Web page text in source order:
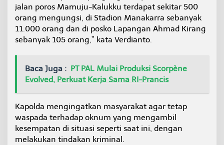
r
r
a
M
a
u
j
u
jalan poros Mamuju-Kalukku terdapat sekitar 500
orang mengungsi, di Stadion Manakarra sebanyak
11.000 orang dan di posko Lapangan Ahmad Kirang
sebanyak 105 orang,” kata Verdianto.
Baca Juga : PT PAL Mulai Produksi Scorpène
Evolved, Perkuat Kerja Sama RI-Prancis
Kapolda mengingatkan masyarakat agar tetap
waspada terhadap oknum yang mengambil
kesempatan di situasi seperti saat ini, dengan
melakukan tindakan kriminal.